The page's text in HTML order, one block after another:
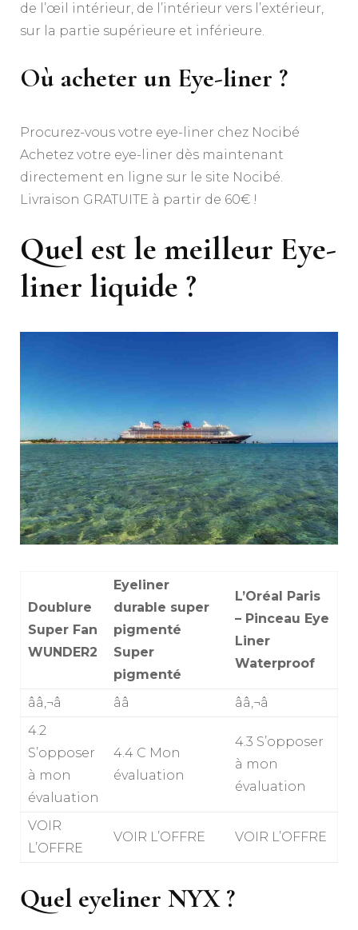
de l’œil intérieur, de l’intérieur vers l’extérieur,
sur la partie supérieure et inférieure.
Où acheter un Eye-liner ?
Procurez-vous votre eye-liner chez Nocibé
Achetez votre eye-liner dès maintenant
directement en ligne sur le site Nocibé.
Livraison GRATUITE à partir de 60€ !
Quel est le meilleur Eye-
liner liquide ?
Doublure
Super Fan
WUNDER2
Eyeliner
durable super
pigmenté
Super
pigmenté
L’Oréal Paris
– Pinceau Eye
Liner
Waterproof
ââ‚¬â ââ
ââ‚¬â
4.2
S’opposer
à mon
évaluation
4.4 C Mon
évaluation
4.3 S’opposer
à mon
évaluation
VOIR
L’OFFRE
VOIR L’OFFRE VOIR L’OFFRE
Quel eyeliner NYX ?